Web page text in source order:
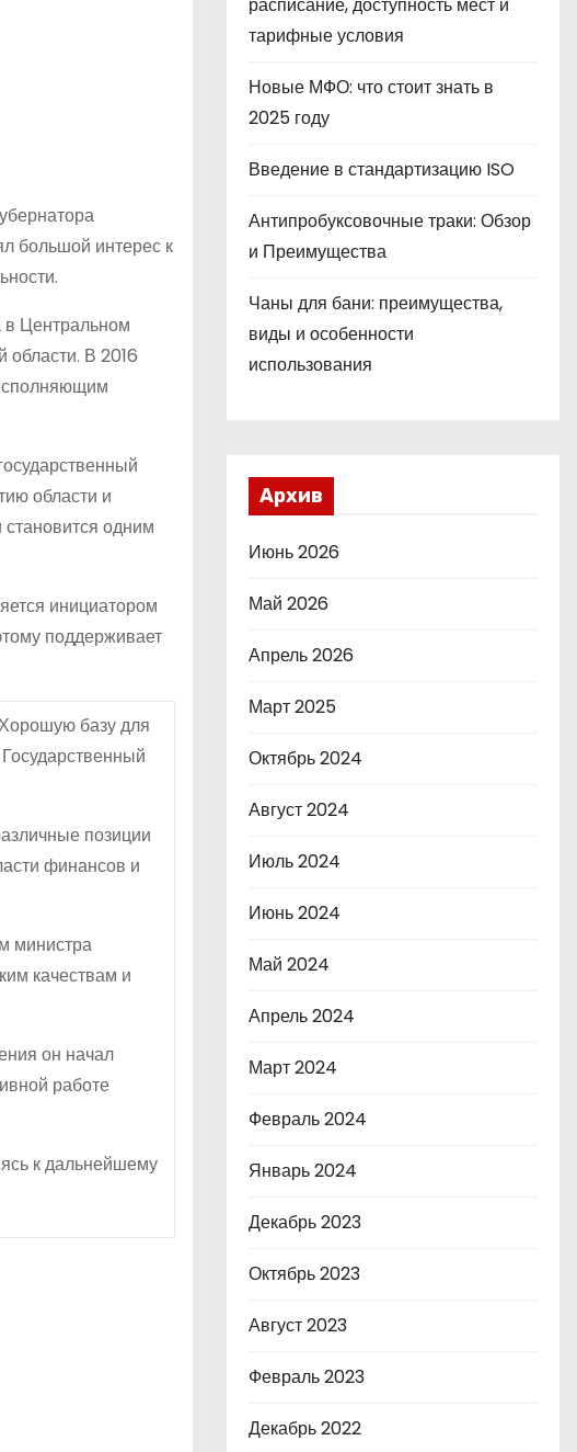
большой интерес к
в Центральном
области. В 2016
области и
одним
инициатором
поддерживает
базу для
позиции
финансов и
министра
качествам и
он начал
работе
к дальнейшему
тарифные условия
Новые МФО: что стоит знать в
2025 году
Введение в стандартизацию ISO
Антипробуксовочные траки: Обзор
и Преимущества
Чаны для бани: преимущества,
виды и особенности
использования
Архив
Июнь 2026
Май 2026
Апрель 2026
Март 2025
Октябрь 2024
Август 2024
Июль 2024
Июнь 2024
Май 2024
Апрель 2024
Март 2024
Февраль 2024
Январь 2024
Декабрь 2023
Октябрь 2023
Август 2023
Февраль 2023
Декабрь 2022